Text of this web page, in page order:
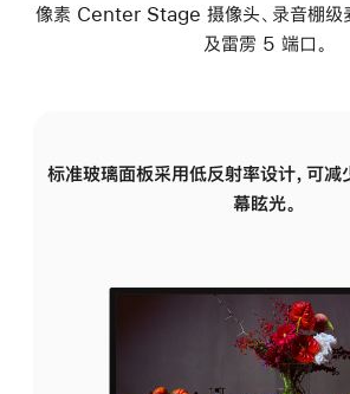
像素 Center Stage 摄像头、录音棚级
及雷雳 5 端口。
标准玻璃面板采用低反射率设计，可减
幕眩光。